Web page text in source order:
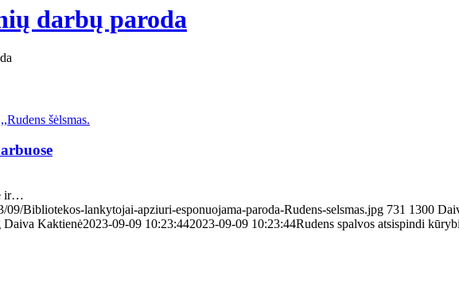
darbų paroda
ir…
Bibliotekos-lankytojai-apziuri-esponuojama-paroda-Rudens-selsmas.jpg 731 1300
Daiva Kaktienė2023-09-09 10:23:442023-09-09 10:23:44Rudens spalvos atsispindi